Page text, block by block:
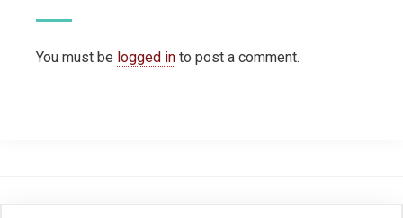
You must be logged in to post a comment.